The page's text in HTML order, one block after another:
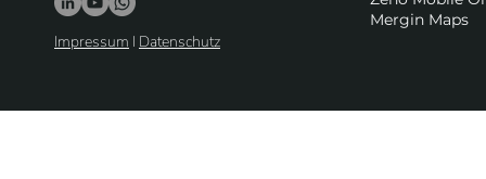
Impressum I Datenschutz
Mergin Maps